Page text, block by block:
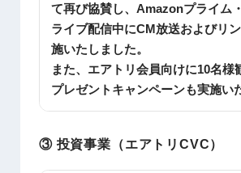
て再び協賛し、Amazonプライム
ライブ配信中にCM放送およびリ
施いたしました。
また、エアトリ会員向けに10名様
プレゼントキャンペーンも実施い
③ 投資事業（エアトリCVC）